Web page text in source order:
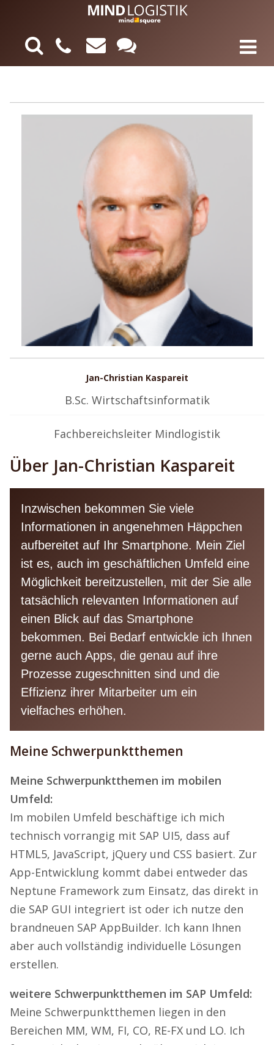
Jan-Christian Kaspareit
B.Sc. Wirtschaftsinformatik
Fachbereichsleiter Mindlogistik
Über Jan-Christian Kaspareit
Inzwischen bekommen Sie viele
Informationen in angenehmen Häppchen
aufbereitet auf Ihr Smartphone. Mein Ziel
ist es, auch im geschäftlichen Umfeld eine
Möglichkeit bereitzustellen, mit der Sie alle
tatsächlich relevanten Informationen auf
einen Blick auf das Smartphone
bekommen. Bei Bedarf entwickle ich Ihnen
gerne auch Apps, die genau auf ihre
Prozesse zugeschnitten sind und die
Effizienz ihrer Mitarbeiter um ein
vielfaches erhöhen.
Meine Schwerpunktthemen
Meine Schwerpunktthemen im mobilen
Umfeld:
Im mobilen Umfeld beschäftige ich mich
technisch vorrangig mit SAP UI5, dass auf
HTML5, JavaScript, jQuery und CSS basiert. Zur
App-Entwicklung kommt dabei entweder das
Neptune Framework zum Einsatz, das direkt in
die SAP GUI integriert ist oder ich nutze den
brandneuen SAP AppBuilder. Ich kann Ihnen
aber auch vollständig individuelle Lösungen
erstellen.
weitere Schwerpunktthemen im SAP Umfeld:
Meine Schwerpunktthemen liegen in den
Bereichen MM, WM, FI, CO, RE-FX und LO. Ich